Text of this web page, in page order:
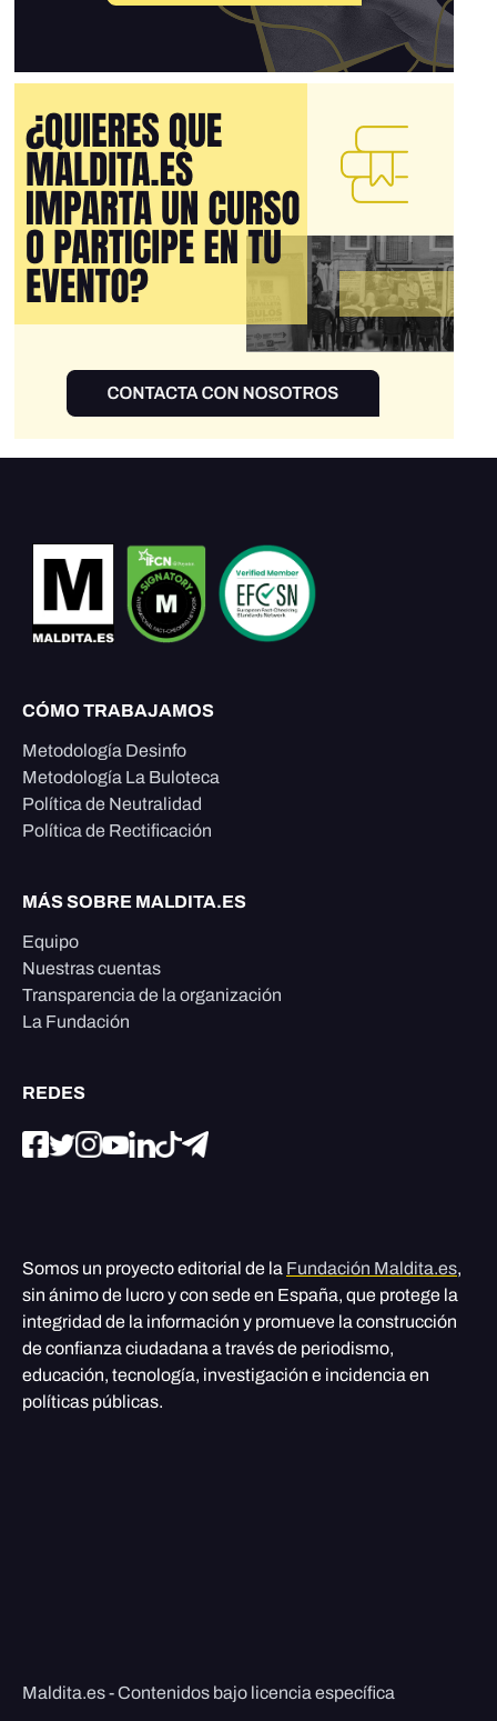
CÓMO TRABAJAMOS
Metodología Desinfo
Metodología La Buloteca
Política de Neutralidad
Política de Rectificación
MÁS SOBRE MALDITA.ES
Equipo
Nuestras cuentas
Transparencia de la organización
La Fundación
REDES
Somos un proyecto editorial de la Fundación Maldita.es,
sin ánimo de lucro y con sede en España, que protege la
integridad de la información y promueve la construcción
de confianza ciudadana a través de periodismo,
educación, tecnología, investigación e incidencia en
políticas públicas.
Maldita.es - Contenidos bajo licencia específica